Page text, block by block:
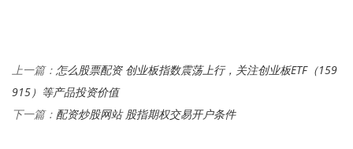
上一篇： 怎么股票配资 创业板指数震荡上行，关注创业板ETF（159
915）等产品投资价值
下一篇： 配资炒股网站 股指期权交易开户条件